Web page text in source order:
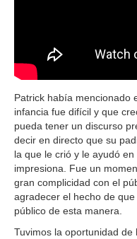
Patrick había mencionado
infancia fue difícil y que
pueda tener un discurso
decir en directo que su
la que le crió y le ayudó
impresiona. Fue un
gran complicidad con el
agradecer el hecho de
público de esta manera.
Tuvimos la oportunidad